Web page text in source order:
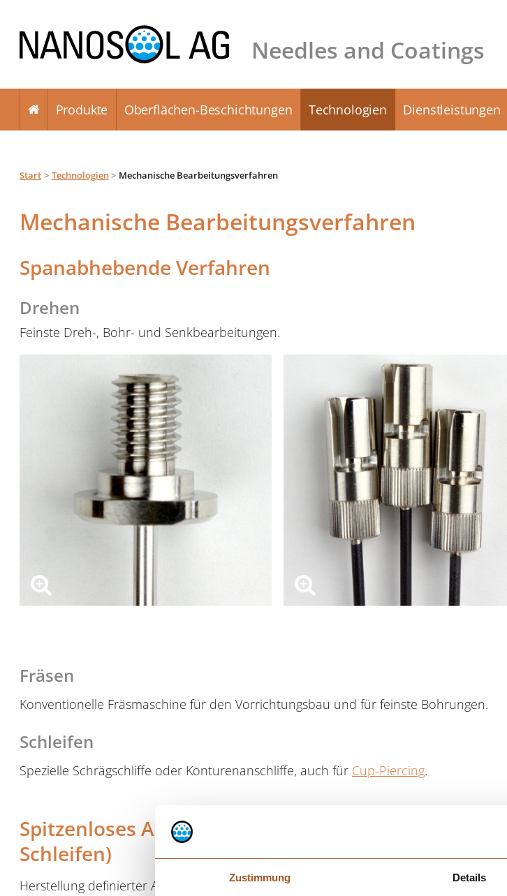
Zustimmung Details
Needles and Coatings
Produkte Oberflächen-Beschichtungen Technologien Dienstleistungen
Start Technologien Mechanische Bearbeitungsverfahren
Mechanische Bearbeitungsverfahren
Spanabhebende Verfahren
Drehen
Feinste Dreh-, Bohr- und Senkbearbeitungen.
Fräsen
Konventionelle Fräsmaschine für den Vorrichtungsbau und für feinste Bohrungen.
Schleifen
Spezielle Schrägschliffe oder Konturenanschliffe, auch für Cup-Piercing.
Spitzenloses Aussenrundschleifen (Centerless-
Schleifen)
Herstellung definierter Aussenkonturen unter Beibehaltung des Innendurchmessers.